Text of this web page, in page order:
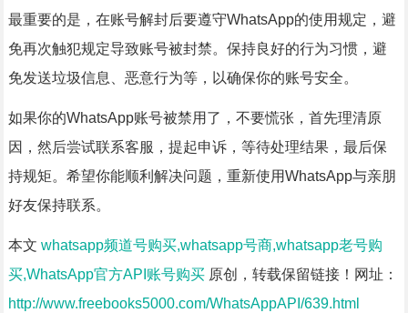
最重要的是，在账号解封后要遵守WhatsApp的使用规定，避
免再次触犯规定导致账号被封禁。保持良好的行为习惯，避
免发送垃圾信息、恶意行为等，以确保你的账号安全。
如果你的WhatsApp账号被禁用了，不要慌张，首先理清原
因，然后尝试联系客服，提起申诉，等待处理结果，最后保
持规矩。希望你能顺利解决问题，重新使用WhatsApp与亲朋
好友保持联系。
本文 whatsapp频道号购买,whatsapp号商,whatsapp老号购
买,WhatsApp官方API账号购买原创，转载保留链接！网址：
http://www.freebooks5000.com/WhatsAppAPI/639.html